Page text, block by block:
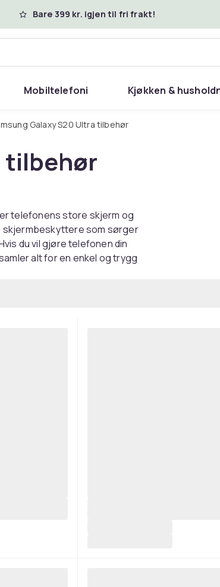
Bare 399 kr. igjen til fri frakt!
Mobiltelefoni Kjøkken &
Galaxy S20 Ultra tilbehør
tilbehør
telefonens store skjerm og
skjermbeskyttere som sørger
du vil gjøre telefonen din
alt for en enkel og trygg